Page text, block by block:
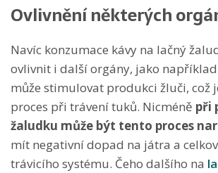
Ovlivnění některých
Navíc konzumace kávy na lačný
ovlivnit i další orgány, jako například
může stimulovat produkci žluči, což
proces při trávení tuků. Nicméně při
žaludku může být tento proces
mít negativní dopad na játra a
trávicího systému. Čeho dalšího na